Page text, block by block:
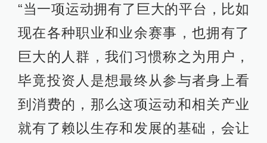
“当一项运动拥有了巨大的平台，比如
现在各种职业和业余赛事，也拥有了
巨大的人群，我们习惯称之为用户，
毕竟投资人是想最终从参与者身上看
到消费的，那么这项运动和相关产业
就有了赖以生存和发展的基础，会让